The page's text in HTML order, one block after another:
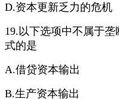
D.资本更新乏力的危机
19.以下选项中不属于
式的是
A.借贷资本输出
B.生产资本输出